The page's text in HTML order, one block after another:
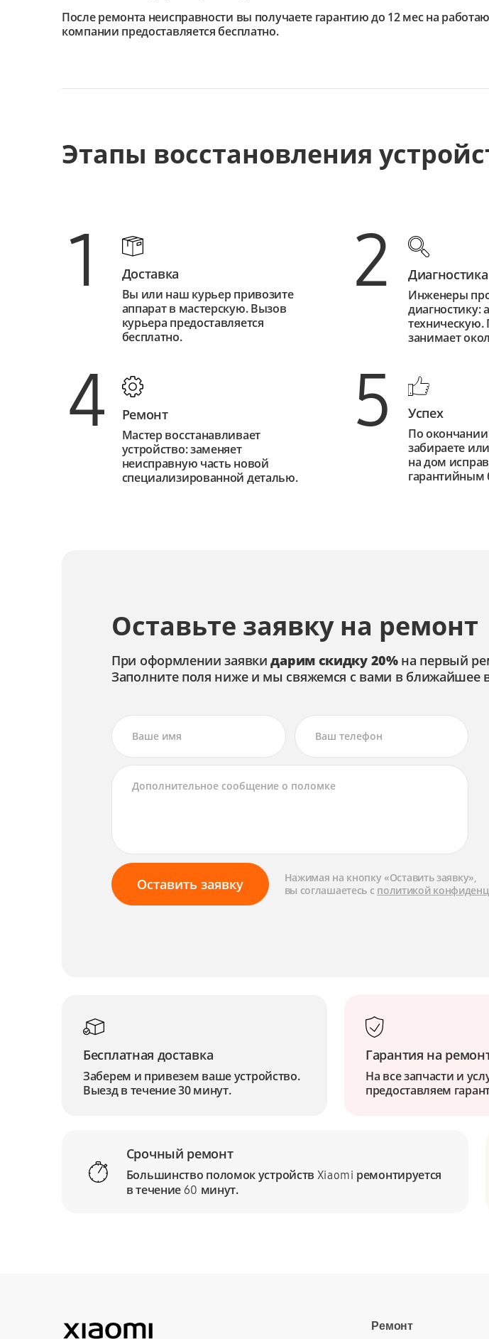
После ремонта неисправности вы получаете гарантию до 12 мес на
компании предоставляется бесплатно.
Этапы восстановления
1 Доставка
Вы или наш курьер привозите
аппарат в мастерскую. Вызов
курьера предоставляется
бесплатно.
2 Диагностика
Инженеры
диагностику:
техническую.
занимает
4 Ремонт
Мастер восстанавливает
устройство: заменяет
неисправную часть новой
специализированной деталью.
5 Успех
По
забираете
на дом
гарантийным
Оставьте заявку на ремонт
При оформлении заявкидарим скидку 20%на первый
Заполните поля ниже и мы свяжемся с вами в ближайшее
Оставить заявку
Нажимая на кнопку «Оставить заявку»,
вы соглашаетесь с политикой
Бесплатная доставка
Заберем и привезем ваше устройство.
Выезд в течение 30 минут.
Гарантия на
На все запчасти и
предоставляем
Срочный ремонт
Большинство поломок устройств Xiaomi ремонтируется
в течение 60 минут.
Ремонт